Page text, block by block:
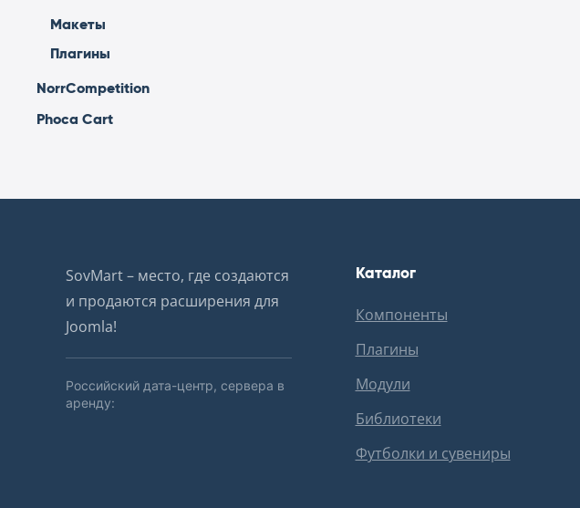
Макеты
Плагины
NorrCompetition
Phoca Cart
SovMart – место, где создаются
и продаются расширения для
Joomla!
Российский дата-центр, сервера в
аренду:
Каталог
Компоненты
Плагины
Модули
Библиотеки
Футболки и сувениры